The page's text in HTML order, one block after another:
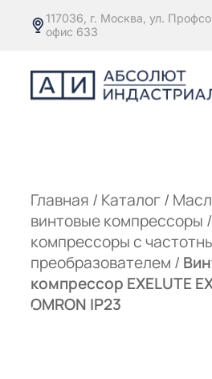
117036, г. Москва, ул.
офис 633
Главная / Каталог/
винтовые компрессоры /
компрессоры с
преобразователем /
компрессор EXELUTE
OMRON IP23
С